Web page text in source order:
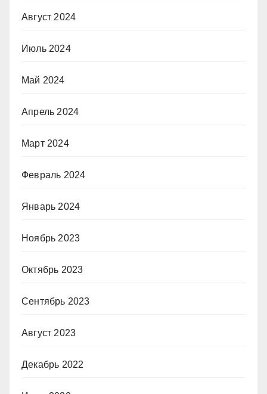
Август 2024
Июль 2024
Май 2024
Апрель 2024
Март 2024
Февраль 2024
Январь 2024
Ноябрь 2023
Октябрь 2023
Сентябрь 2023
Август 2023
Декабрь 2022